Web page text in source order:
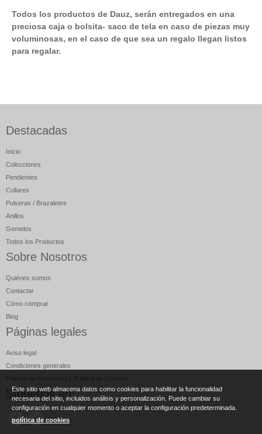
Todos los productos de Dauz, serán entregados en una
preciosa caja o bolsita- saco de tela en caso de piezas muy
voluminosas, en el caso de que sea un regalo llegan listos
para regalar.
Destacadas
Inicio
Colecciones
Pendientes
Collares
Pulseras / Brazaletes
Anillos
Gemelos
Todos los Productos
Sobre Nosotros
Quiénes somos
Contactar
Cómo comprar
Blog
Páginas legales
Aviso legal
Condiciones generales
Síguenos en:
Este sitio web almacena datos como cookies para habilitar la funcionalidad
necesaria del sitio, incluidos análisis y personalización. Puede cambiar su
configuración en cualquier momento o aceptar la configuración predeterminada.
política de cookies